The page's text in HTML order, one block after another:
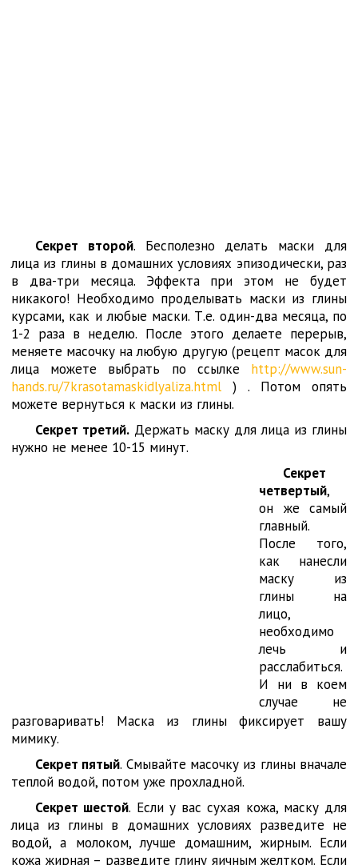
Секрет второй. Бесполезно делать маски для
лица из глины в домашних условиях эпизодически, раз
в два-три месяца. Эффекта при этом не будет
никакого! Необходимо проделывать маски из глины
курсами, как и любые маски. Т.е. один-два месяца, по
1-2 раза в неделю. После этого делаете перерыв,
меняете масочку на любую другую (рецепт масок для
лица можете выбрать по ссылке http://www.sun-
hands.ru/7krasotamaskidlyaliza.html ) . Потом опять
можете вернуться к маски из глины.
Секрет третий. Держать маску для лица из глины
нужно не менее 10-15 минут.
Секрет
четвертый,
он же самый
главный.
После того,
как нанесли
маску из
глины на
лицо,
необходимо
лечь и
расслабиться.
И ни в коем
случае не
разговаривать! Маска из глины фиксирует вашу
мимику.
Секрет пятый. Смывайте масочку из глины вначале
теплой водой, потом уже прохладной.
Секрет шестой. Если у вас сухая кожа, маску для
лица из глины в домашних условиях разведите не
водой, а молоком, лучше домашним, жирным. Если
кожа жирная – разведите глину яичным желтком. Если